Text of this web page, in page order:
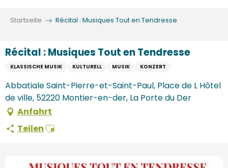
Startseite Récital : Musiques Tout en Tendresse
Récital : Musiques Tout en Tendresse
KLASSISCHE MUSIK KULTURELL MUSIK KONZERT
Abbatiale Saint-Pierre-et-Saint-Paul, Place de L Hôtel
de ville, 52220 Montier-en-der, La Porte du Der
Anfahrt
TeilenAjouter aux favoris